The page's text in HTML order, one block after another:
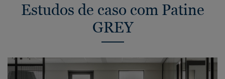
Estudos de caso com Patine
GREY